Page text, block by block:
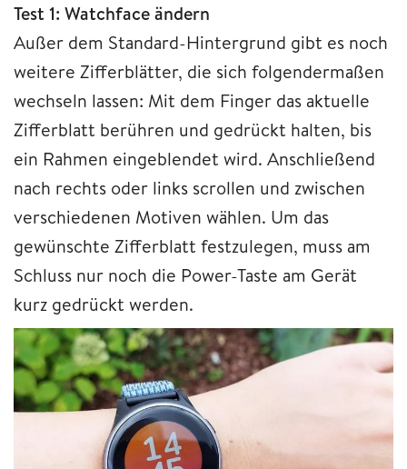
Test 1: Watchface ändern
Außer dem Standard-Hintergrund gibt es noch
weitere Zifferblätter, die sich folgendermaßen
wechseln lassen: Mit dem Finger das aktuelle
Zifferblatt berühren und gedrückt halten, bis
ein Rahmen eingeblendet wird. Anschließend
nach rechts oder links scrollen und zwischen
verschiedenen Motiven wählen. Um das
gewünschte Zifferblatt festzulegen, muss am
Schluss nur noch die Power-Taste am Gerät
kurz gedrückt werden.